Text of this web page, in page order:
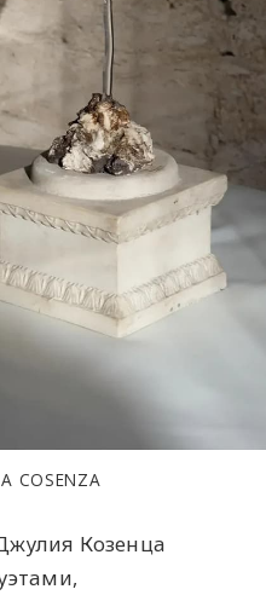
COSENZA
Козенца